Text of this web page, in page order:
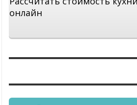
онлайн